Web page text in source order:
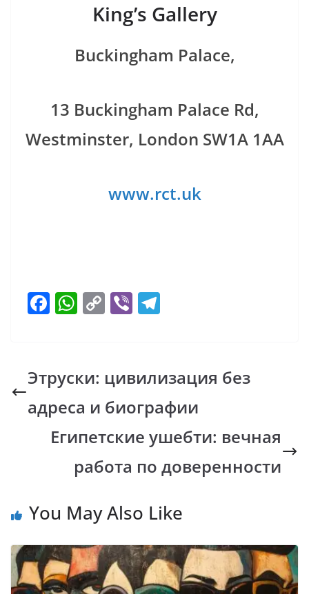
King’s Gallery
Buckingham Palace,
13 Buckingham Palace Rd,
Westminster, London SW1A 1AA
www.rct.uk
F
b
o
o
k
W
s
A
p
p
C
y
Li
n
k
Vi
gr
a
m
Этруски: цивилизация без
адреса и биографии
Египетские ушебти: вечная
работа по доверенности
You May Also Like